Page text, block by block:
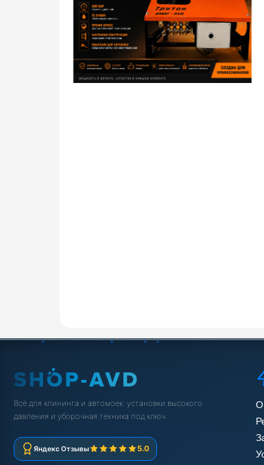
Всё для клининга и автомоек: установки высокого
давления и уборочная техника под ключ.
Яндекс Отзывы 5.0
О